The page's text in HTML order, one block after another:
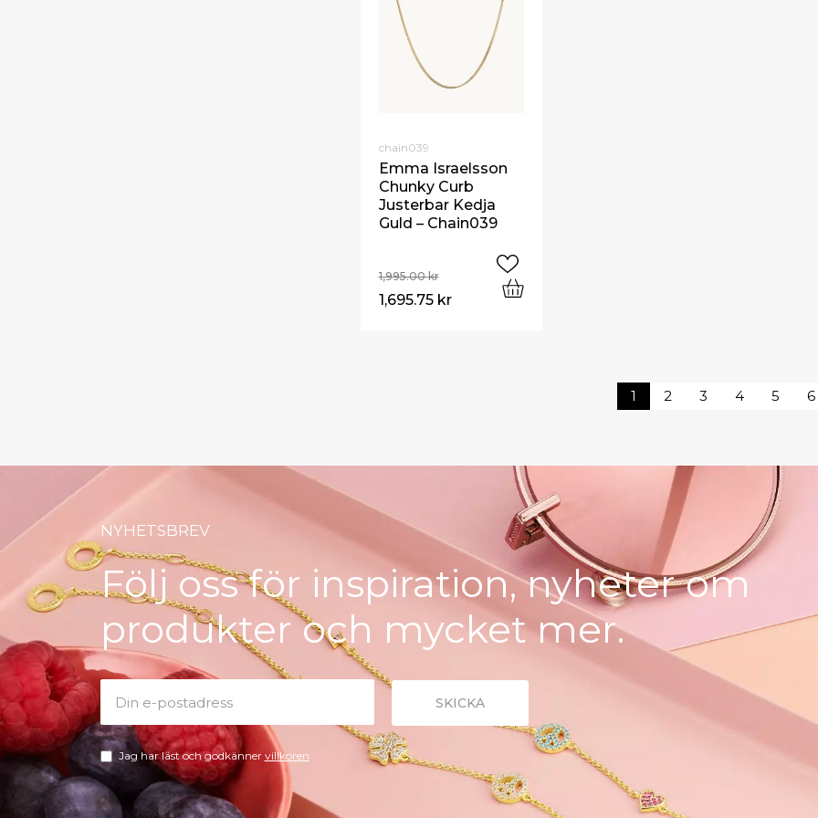
chain039
Emma Israelsson
Chunky Curb
Justerbar Kedja
Guld – Chain039
1,995.00kr
1,695.75 kr
1 2 3 4 5 6
NYHETSBREV
Följ oss för inspiration, nyheter om
produkter och mycket mer.
Jag har läst och godkänner villkoren